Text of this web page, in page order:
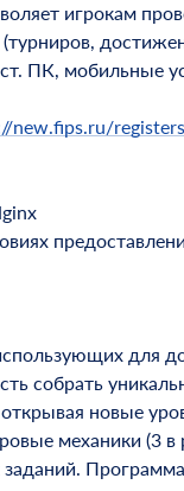
игрокам
ПК, мобильные
new.fips.ru/
для
собрать
новые
механики (3